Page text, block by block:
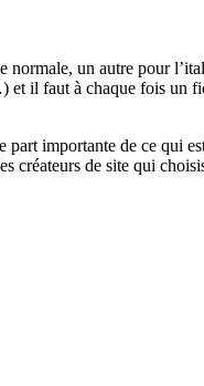
normale, un autre pour
et il faut à chaque fois un
importante de ce qui
créateurs de site qui